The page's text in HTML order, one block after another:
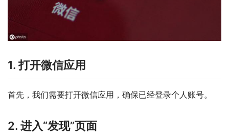
1. 打开微信应用
首先，我们需要打开微信应用，确保已经登录个人账号。
2. 进入“发现”页面